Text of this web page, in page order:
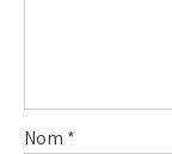
Nom *